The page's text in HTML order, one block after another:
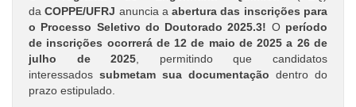
daCOPPE/UFRJ anuncia aabertura das inscrições para
o Processo Seletivo do Doutorado 2025.3! O período
de inscrições ocorrerá de 12 de maio de 2025 a 26 de
julho de 2025 , permitindo que candidatos
interessados submetam sua documentação dentro do
prazo estipulado.